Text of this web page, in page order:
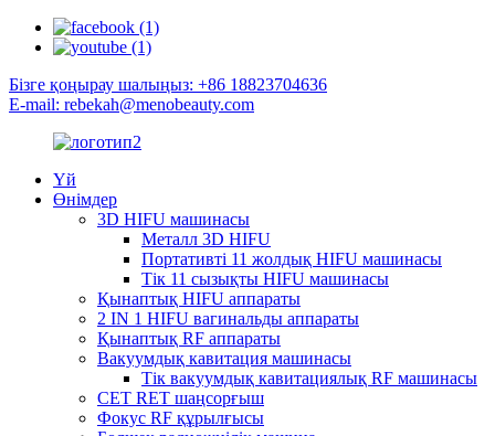
Бізге қоңырау шалыңыз: +86 18823704636
E-mail: rebekah@menobeauty.com
Үй
Өнімдер
3D HIFU машинасы
Металл 3D HIFU
Портативті 11 жолдық HIFU машинасы
Тік 11 сызықты HIFU машинасы
Қынаптық HIFU аппараты
2 IN 1 HIFU вагинальды аппараты
Қынаптық RF аппараты
Вакуумдық кавитация машинасы
Тік вакуумдық кавитациялық RF машинасы
CET RET шаңсорғыш
Фокус RF құрылғысы